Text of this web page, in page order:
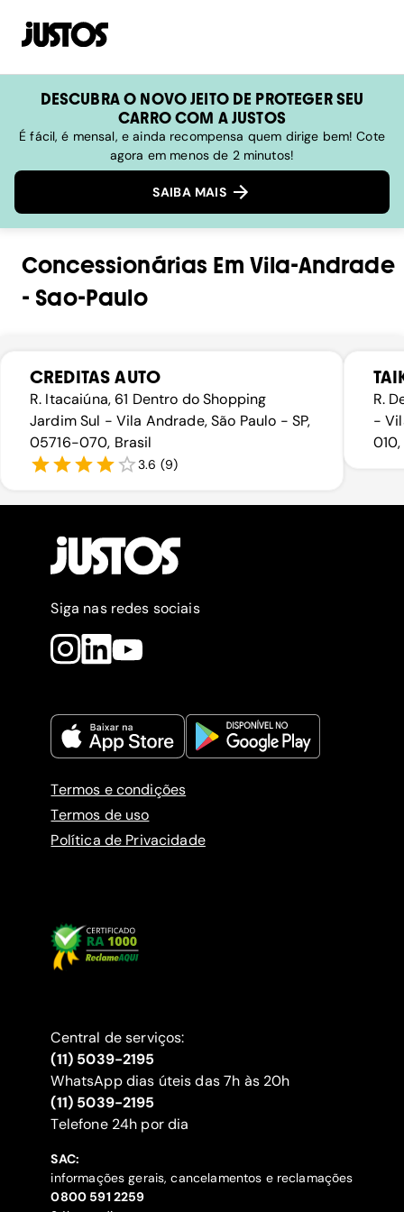
DESCUBRA O NOVO JEITO DE PROTEGER SEU
CARRO COM A JUSTOS
É fácil, é mensal, e ainda recompensa quem dirige bem! Cote
agora em menos de 2 minutos!
SAIBA MAIS
Concessionárias Em Vila-Andrade
- Sao-Paulo
CREDITAS AUTO
R. Itacaiúna, 61 Dentro do Shopping
Jardim Sul - Vila Andrade, São Paulo - SP,
05716-070, Brasil
3.6 (9)
R.
-
Siga nas redes sociais
Termos e condições
Termos de uso
Política de Privacidade
Central de serviços:
(11) 5039-2195
WhatsApp dias úteis das 7h às 20h
(11) 5039-2195
‍Telefone 24h por dia
SAC:
informações gerais, cancelamentos e reclamações
‍0800 591 2259